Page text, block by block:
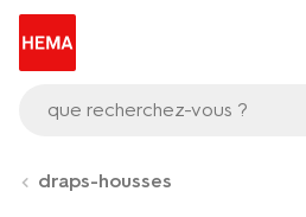
que recherchez-vous ?
draps-housses